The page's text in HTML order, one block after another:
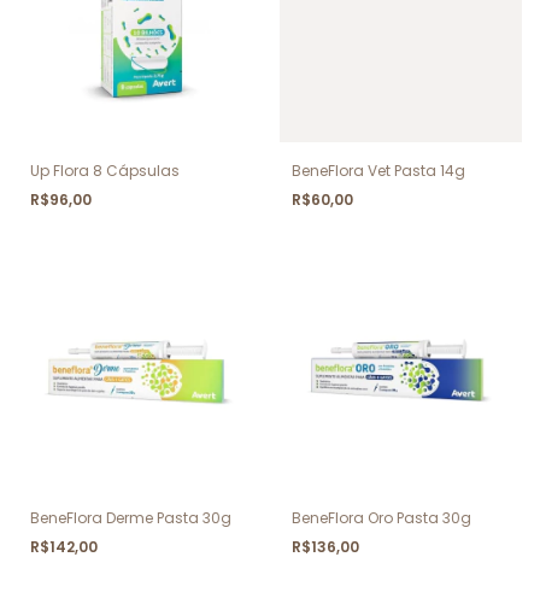
Up Flora 8 Cápsulas
R$96,00
BeneFlora Vet Pasta 14g
R$60,00
BeneFlora Derme Pasta 30g
R$142,00
BeneFlora Oro Pasta 30g
R$136,00